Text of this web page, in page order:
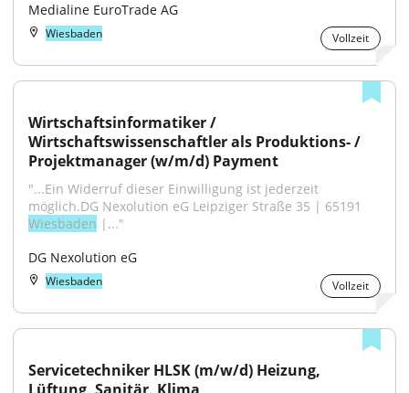
Medialine EuroTrade AG
Wiesbaden Vollzeit
Wirtschaftsinformatiker /
Wirtschaftswissenschaftler als Produktions- /
Projektmanager (w/m/d) Payment
"...Ein Widerruf dieser Einwilligung ist jederzeit
Wiesbaden |..."
DG Nexolution eG
Wiesbaden Vollzeit
Servicetechniker HLSK (m/w/d) Heizung,